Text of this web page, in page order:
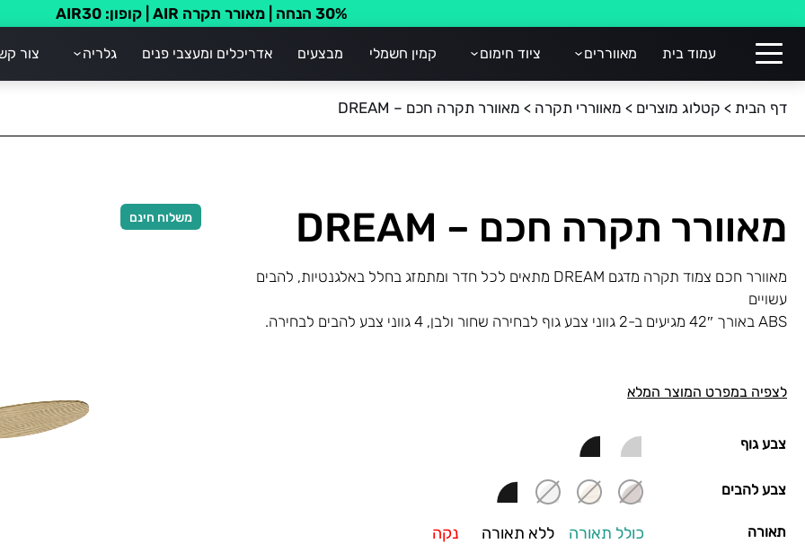
30% הנחה | מאורר תקרה AIR | קופון: AIR30
עמוד בית מאווררים ציוד חימום קמין חשמלי מבצעים אדריכלים ומעצבי פנים גלריה צור
דף הבית > קטלוג מוצרים > מאווררי תקרה > מאוורר תקרה חכם – DREAM
מאוורר תקרה חכם – DREAM
מאוורר חכם צמוד תקרה מדגם DREAM מתאים לכל חדר ומתמזג בחלל באלגנטיות, להבים
עשויים
ABS באורך 42″ מגיעים ב-2 גווני צבע גוף לבחירה שחור ולבן, 4 גווני צבע להבים לבחירה.
לצפיה במפרט המוצר המלא
צבע גוף
צבע להבים
תאורה כולל תאורה ללא תאורה נקה
משלוח חינם